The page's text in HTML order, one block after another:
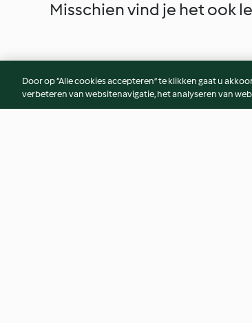
Misschien vind je het ook
Door op “Alle cookies accepteren” te klikken gaat u
verbeteren van websitenavigatie, het analyseren van